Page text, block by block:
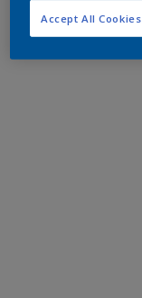
Accept All Cookies